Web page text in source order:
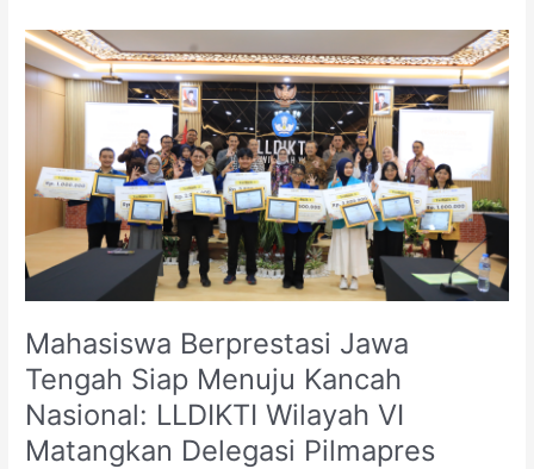
Mahasiswa Berprestasi Jawa
Tengah Siap Menuju Kancah
Nasional: LLDIKTI Wilayah VI
Matangkan Delegasi Pilmapres
Mahasiswa
Berprestasi
Jawa
Tengah
Menuju
Kancah
Nasional:
LLDIKTI
Wilayah
VI
Matangkan
Delegasi
Pilmapres